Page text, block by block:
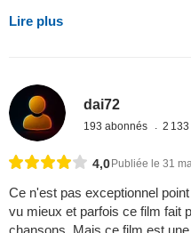
Lire plus
dai72
193 abonnés 2
4,0Publiée le 31
Ce n'est pas exceptionnel
vu mieux et parfois ce film fait
chansons. Mais ce film est